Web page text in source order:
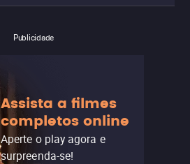
Publicidade
Assista a filmes
completos online
Aperte o play agora e
surpreenda-se!